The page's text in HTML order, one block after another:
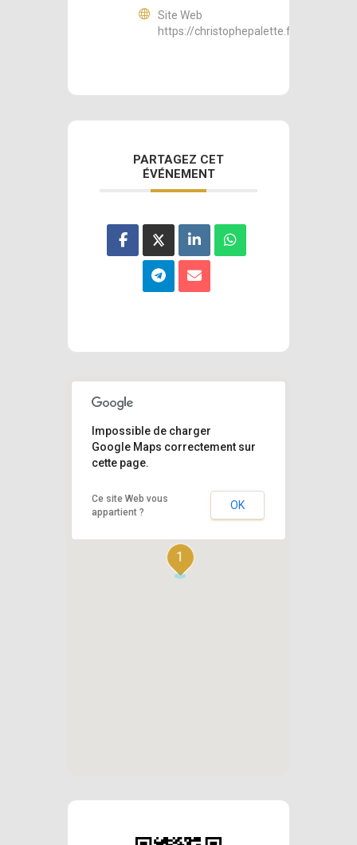
Site Web
https://christophepalette.fr
PARTAGEZ CET
ÉVÉNEMENT
1
Impossible de charger
Google Maps correctement sur
cette page.
Ce site Web vous
appartient ?
OK